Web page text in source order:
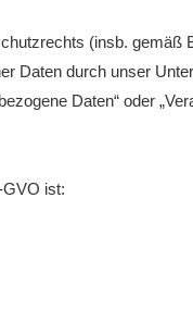
(insb.
Daten durch unser
Daten“ oder
GVO ist: